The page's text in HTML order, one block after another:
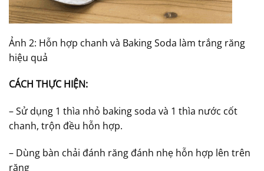
Ảnh 2: Hỗn hợp chanh và Baking Soda làm trắng răng
hiệu quả
CÁCH THỰC HIỆN:
– Sử dụng 1 thìa nhỏ baking soda và 1 thìa nước cốt
chanh, trộn đều hỗn hợp.
– Dùng bàn chải đánh răng đánh nhẹ hỗn hợp lên trên
răng